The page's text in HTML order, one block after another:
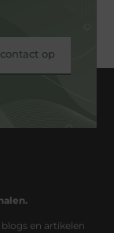
op
en artikelen